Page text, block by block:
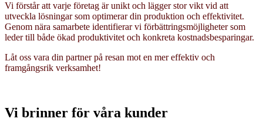
Vi förstår att varje företag är unikt och lägger stor vikt vid att
utveckla lösningar som optimerar din produktion och effektivitet.
Genom nära samarbete identifierar vi förbättringsmöjligheter som
leder till både ökad produktivitet och konkreta kostnadsbesparingar.
Låt oss vara din partner på resan mot en mer effektiv och
framgångsrik verksamhet!
Vi brinner för våra kunder